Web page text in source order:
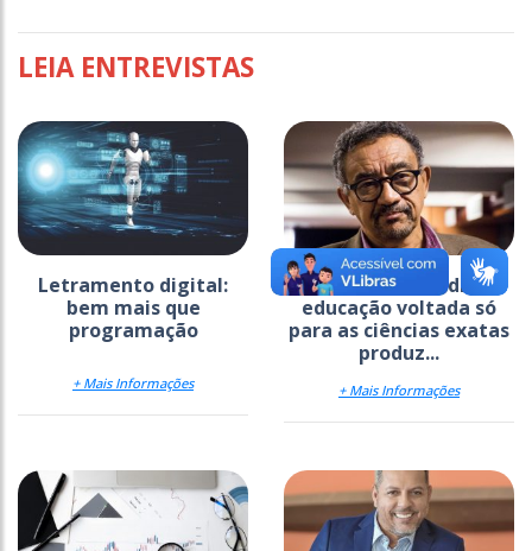
LEIA ENTREVISTAS
Letramento digital:
bem mais que
programação
+ Mais Informações
Para Muniz Sodré,
educação voltada só
para as ciências exatas
produz...
+ Mais Informações